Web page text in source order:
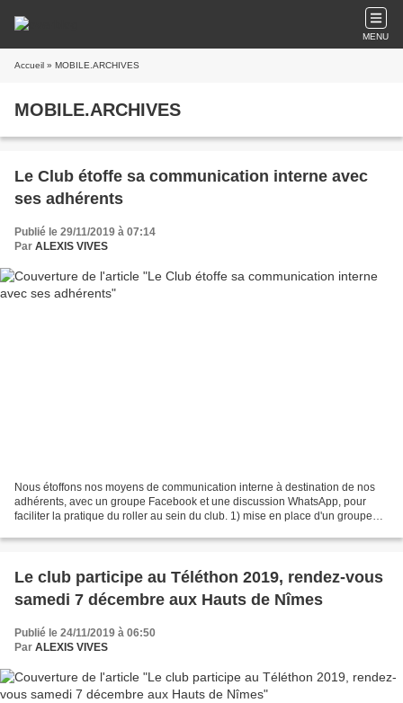
MENU
Accueil » MOBILE.ARCHIVES
MOBILE.ARCHIVES
Le Club étoffe sa communication interne avec
ses adhérents
Publié le 29/11/2019 à 07:14
Par ALEXIS VIVES
Nous étoffons nos moyens de communication interne à destination de nos
adhérents, avec un groupe Facebook et une discussion WhatsApp, pour
faciliter la pratique du roller au sein du club. 1) mise en place d'un groupe
Le club participe au Téléthon 2019, rendez-vous
samedi 7 décembre aux Hauts de Nîmes
Publié le 24/11/2019 à 06:50
Par ALEXIS VIVES